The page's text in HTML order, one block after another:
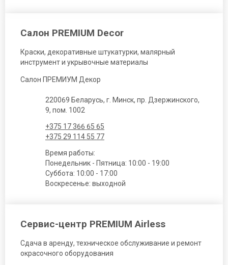
Салон PREMIUM Decor
Краски, декоративные штукатурки, малярный
инструмент и укрывочные материалы
Салон ПРЕМИУМ Декор
220069 Беларусь, г. Минск, пр. Дзержинского,
9, пом. 1002
+375 17 366 65 65
+375 29 114 55 77
Время работы:
Понедельник - Пятница: 10:00 - 19:00
Суббота: 10:00 - 17:00
Воскресенье: выходной
Сервис-центр PREMIUM Airless
Сдача в аренду, техническое обслуживание и ремонт
окрасочного оборудования